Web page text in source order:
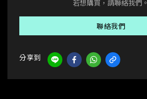
若想購買，請聯絡我們。
聯絡我們
分享到